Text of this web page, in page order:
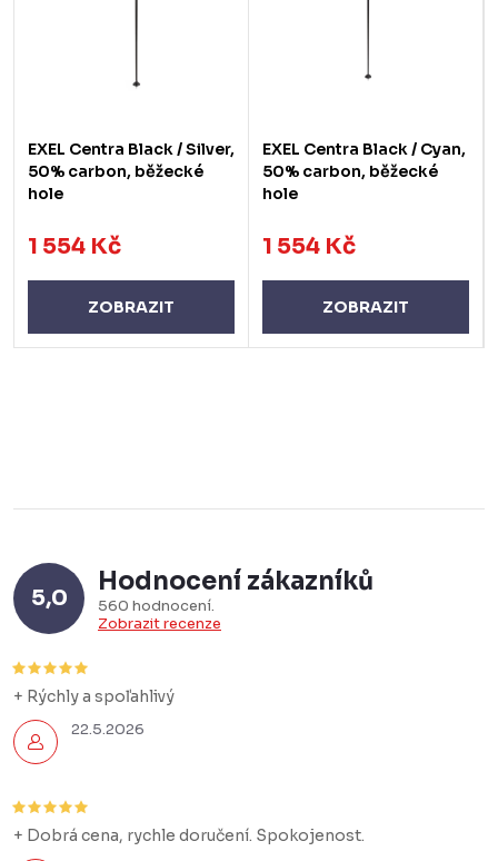
EXEL Centra Black / Silver,
50% carbon, běžecké
hole
1 554 Kč
ZOBRAZIT
EXEL Centra Black / Cyan,
50% carbon, běžecké
hole
1 554 Kč
ZOBRAZIT
5,0
Hodnocení zákazníků
560 hodnocení
Zobrazit recenze
22.5.2026
+ Rýchly a spoľahlivý
+ Dobrá cena, rychle doručení. Spokojenost.